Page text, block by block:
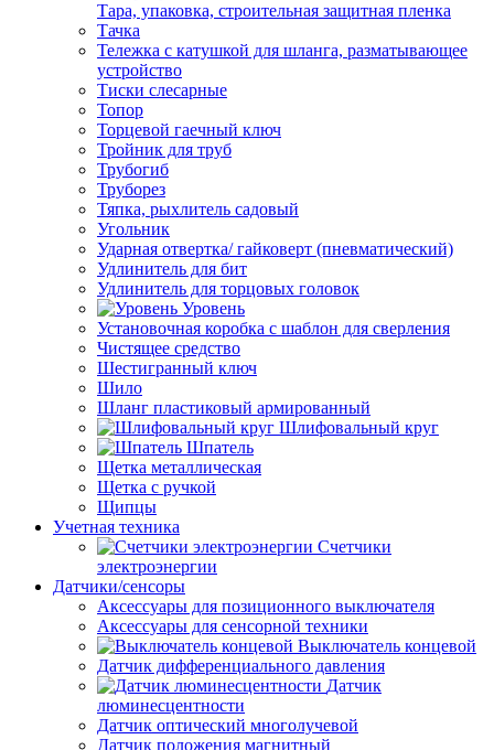
Тара, упаковка, строительная защитная пленка
Тачка
Тележка с катушкой для шланга, разматывающее
устройство
Тиски слесарные
Топор
Торцевой гаечный ключ
Тройник для труб
Трубогиб
Труборез
Тяпка, рыхлитель садовый
Угольник
Ударная отвертка/ гайковерт (пневматический)
Удлинитель для бит
Удлинитель для торцовых головок
Уровень
Установочная коробка с шаблон для сверления
Чистящее средство
Шестигранный ключ
Шило
Шланг пластиковый армированный
Шлифовальный круг
Шпатель
Щетка металлическая
Щетка с ручкой
Щипцы
Учетная техника
Счетчики
электроэнергии
Датчики/сенсоры
Аксессуары для позиционного выключателя
Аксессуары для сенсорной техники
Выключатель концевой
Датчик дифференциального давления
Датчик
люминесцентности
Датчик оптический многолучевой
Датчик положения магнитный